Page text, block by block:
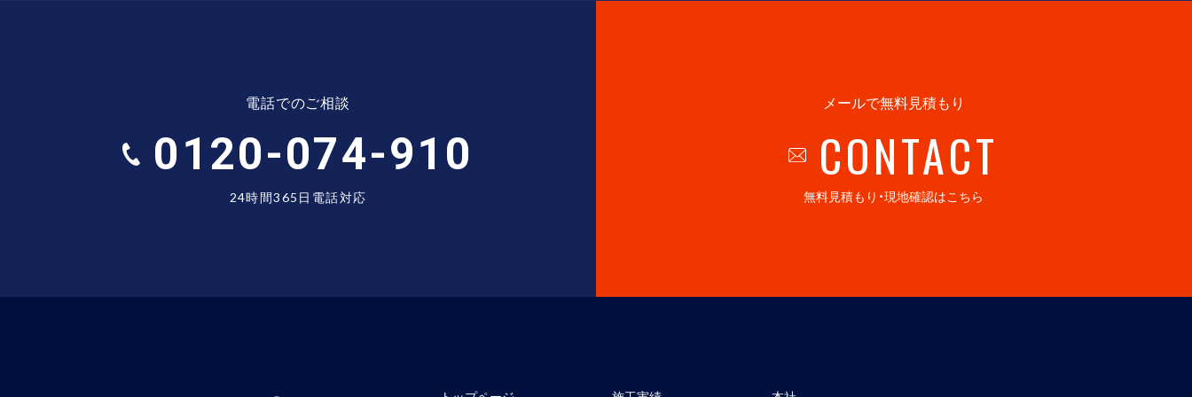
電話でのご相談
0120-074-910
24時間365日電話対応
メールで無料見積もり
CONTACT
無料見積もり・現地確認はこちら